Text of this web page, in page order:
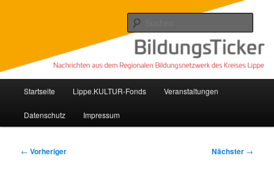
Lippe Bildungsticker
Nachrichten aus dem regionalen Bildungsnetzwerk des Kreises Lippe
Startseite Lippe.KULTUR-Fonds Veranstaltungen
Datenschutz Impressum
Beitragsnavigation
← Vorheriger Nächster →